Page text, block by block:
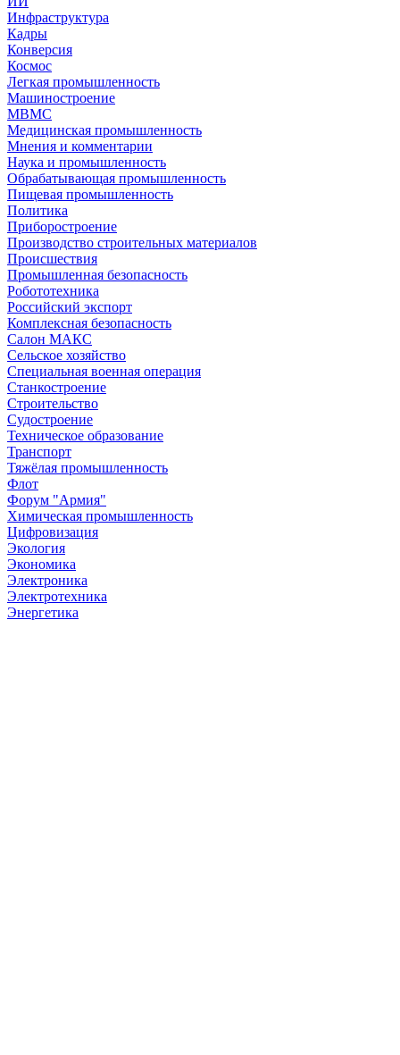
Инфраструктура
Кадры
Конверсия
Космос
Легкая промышленность
Машиностроение
МВМС
Медицинская промышленность
Мнения и комментарии
Наука и промышленность
Обрабатывающая промышленность
Пищевая промышленность
Политика
Приборостроение
Производство строительных материалов
Происшествия
Промышленная безопасность
Робототехника
Российский экспорт
Комплексная безопасность
Салон МАКС
Сельское хозяйство
Специальная военная операция
Станкостроение
Строительство
Судостроение
Техническое образование
Транспорт
Тяжёлая промышленность
Флот
Форум "Армия"
Химическая промышленность
Цифровизация
Экология
Экономика
Электроника
Электротехника
Энергетика